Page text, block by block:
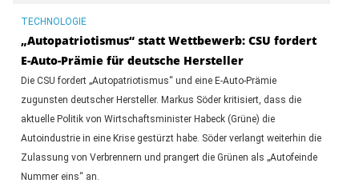
TECHNOLOGIE
„Autopatriotismus“ statt Wettbewerb: CSU fordert
E-Auto-Prämie für deutsche Hersteller
Die CSU fordert „Autopatriotismus“ und eine E-Auto-Prämie
zugunsten deutscher Hersteller. Markus Söder kritisiert, dass die
aktuelle Politik von Wirtschaftsminister Habeck (Grüne) die
Autoindustrie in eine Krise gestürzt habe. Söder verlangt weiterhin die
Zulassung von Verbrennern und prangert die Grünen als „Autofeinde
Nummer eins“ an.